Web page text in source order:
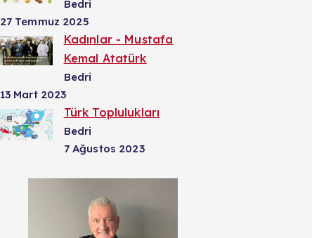
Bedri
27 Temmuz 2025
Kadınlar - Mustafa
Kemal Atatürk
Bedri
13 Mart 2023
Türk Toplulukları
Bedri
7 Ağustos 2023